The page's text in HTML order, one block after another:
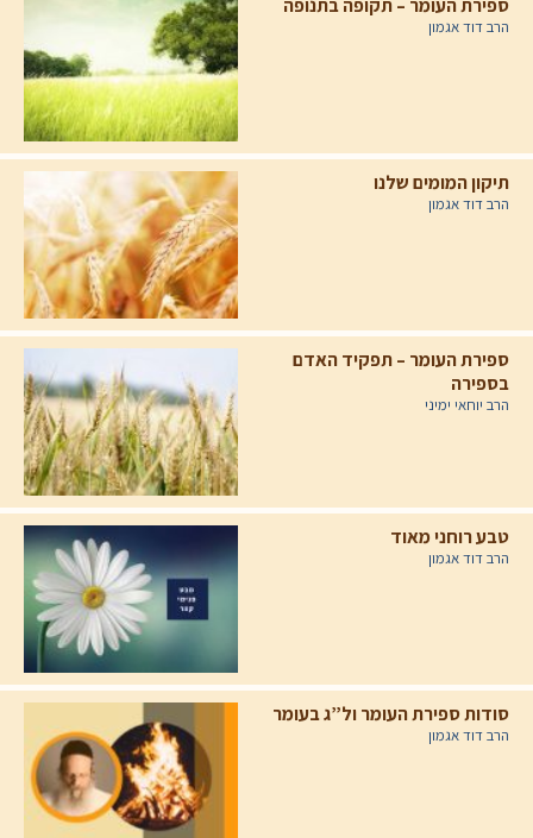
ספירת העומר – תקופה בתנופה
הרב דוד אגמון
תיקון המומים שלנו
הרב דוד אגמון
ספירת העומר – תפקיד האדם
בספירה
הרב יוחאי ימיני
טבע רוחני מאוד
הרב דוד אגמון
סודות ספירת העומר ול”ג בעומר
הרב דוד אגמון